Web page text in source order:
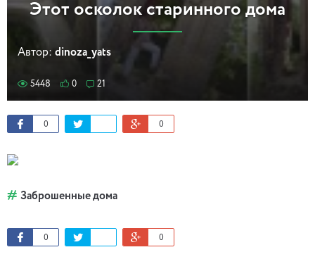
Этот осколок старинного дома
Автор: dinoza_yats
5448 0 21
0 0
Заброшенные дома
0 0